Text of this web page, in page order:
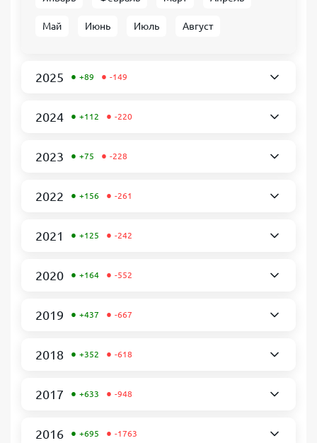
Май Июнь Июль Август
2025 • +89 • -149
2024 • +112 • -220
2023 • +75 • -228
2022 • +156 • -261
2021 • +125 • -242
2020 • +164 • -552
2019 • +437 • -667
2018 • +352 • -618
2017 • +633 • -948
2016 • +695 • -1763